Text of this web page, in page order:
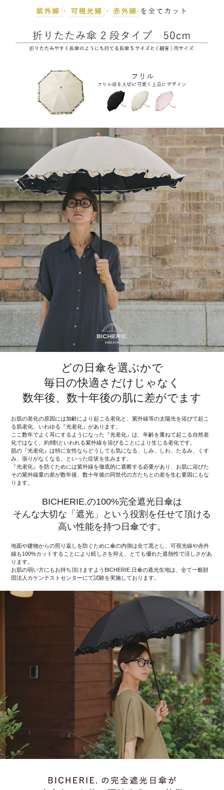
どの日傘を選ぶかで
毎日の快適さだけじゃなく
数年後、数十年後の肌に差がでます
お肌の老化の原因には加齢により起こる老化と、紫外線等の太陽光を浴びて起こ
る肌老化、いわゆる『光老化』があります。
ここ数年でよく耳にするようになった『光老化』は、年齢を重ねて起こる自然老
化ではなく、約8割といわれる紫外線を浴びることにより生じる老化です。
肌の『光老化』は特に女性ならどうしても気になる、しみ、しわ、たるみ、くす
み、張りがなくなる、といった症状を生みます。
『光老化』を防ぐためには紫外線を徹底的に遮断する必要があり、お肌に浴びた
その紫外線量の差が数年後、数十年後の同世代の方たちとの差を生む要因にもな
ります。
BICHERIE.の100%完全遮光日傘は
そんな大切な「遮光」という役割を任せて頂ける
高い性能を持つ日傘です。
地面や建物からの照り返しを防ぐために傘の内側は全て黒とし、可視光線や赤外
線も100%カットすることにより眩しさを抑え、とても優れた遮熱性で涼しさがあ
ります。
お肌の弱い方にもお持ち頂けますようBICHERIE.日傘の遮光生地は、全て一般財
団法人カケンテストセンターにて試験を実施しております。